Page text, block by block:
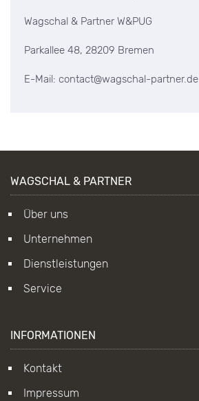
Wagschal & Partner W&PUG
Parkallee 48, 28209 Bremen
E-Mail: contact@wagschal-partner.de
WAGSCHAL & PARTNER
Über uns
Unternehmen
Dienstleistungen
Service
INFORMATIONEN
Kontakt
Impressum